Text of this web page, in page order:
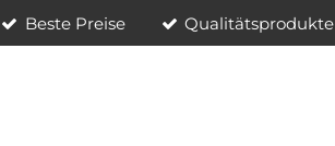
Beste Preise Qualitätsprodukte